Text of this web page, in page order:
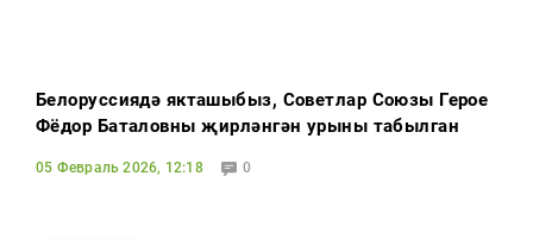
Белоруссиядә якташыбыз, Советлар Союзы Герое
Фёдор Баталовның җирләнгән урыны табылган
05 Февраль 2026, 12:18 0